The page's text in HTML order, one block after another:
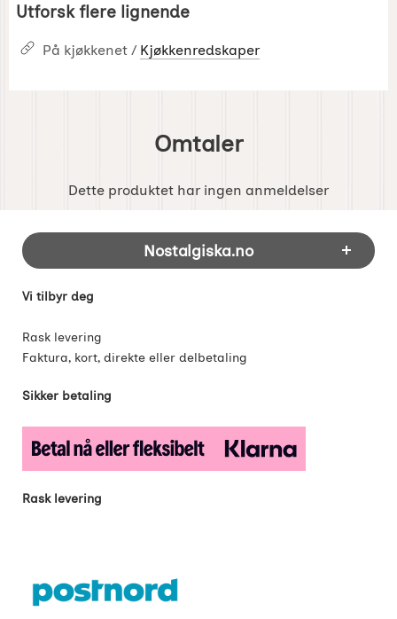
Utforsk flere lignende
På kjøkkenet / Kjøkkenredskaper
Omtaler
Dette produktet har ingen anmeldelser
Footer-innhold Blandet informasjon og
Nostalgiska.no
Vi tilbyr deg
Rask levering
Faktura, kort, direkte eller delbetaling
Sikker betaling
Rask levering